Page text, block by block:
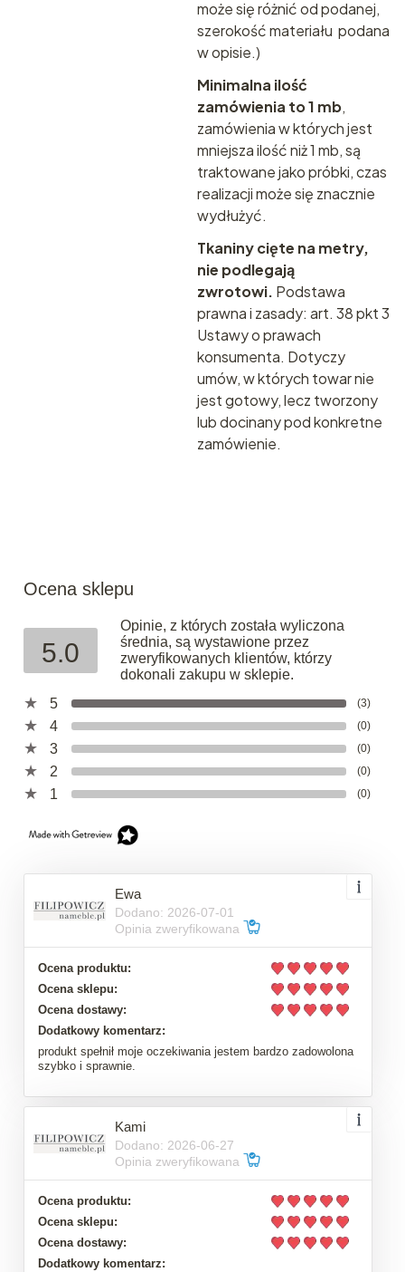
może się różnić od podanej,
szerokość materiału podana
w opisie.)
Minimalna ilość
zamówienia to 1 mb,
zamówienia w których jest
mniejsza ilość niż 1 mb, są
traktowane jako próbki, czas
realizacji może się znacznie
wydłużyć.
Tkaniny cięte na metry,
nie podlegają
zwrotowi. Podstawa
prawna i zasady: art. 38 pkt 3
Ustawy o prawach
konsumenta. Dotyczy
umów, w których towar nie
jest gotowy, lecz tworzony
lub docinany pod konkretne
zamówienie.
Ocena sklepu
5.0
Opinie, z których została wyliczona
średnia, są wystawione przez
zweryfikowanych klientów, którzy
dokonali zakupu w sklepie.
5
(3)
4 (0)
3 (0)
2 (0)
1 (0)
Ewa
Dodano: 2026-07-01
Opinia zweryfikowana
Ocena produktu:
Ocena sklepu:
Ocena dostawy:
Dodatkowy komentarz:
produkt spełnił moje oczekiwania jestem bardzo zadowolona
szybko i sprawnie.
Kami
Dodano: 2026-06-27
Opinia zweryfikowana
Ocena produktu:
Ocena sklepu:
Ocena dostawy:
Dodatkowy komentarz: